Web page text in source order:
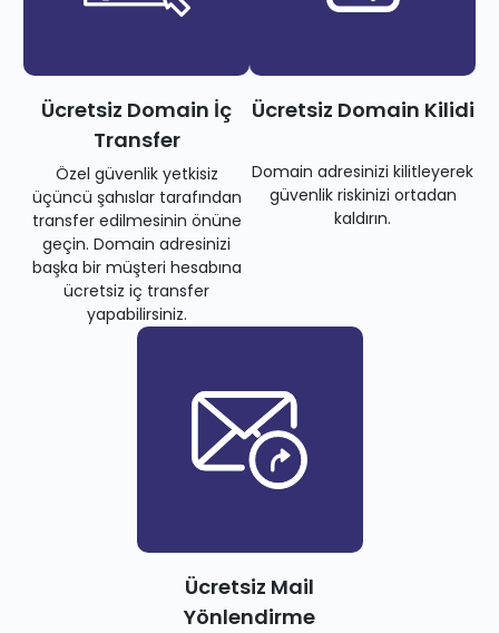
Ücretsiz Domain İç
Transfer
Özel güvenlik yetkisiz
üçüncü şahıslar tarafından
transfer edilmesinin önüne
geçin. Domain adresinizi
başka bir müşteri hesabına
ücretsiz iç transfer
yapabilirsiniz.
Ücretsiz Domain Kilidi
Domain adresinizi kilitleyerek
güvenlik riskinizi ortadan
kaldırın.
Ücretsiz Mail
Yönlendirme